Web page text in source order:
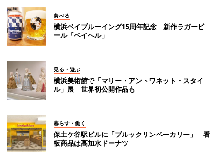
食べる
横浜ベイブルーイング15周年記念 新作ラガービ
ール「ベイヘル」
見る・遊ぶ
横浜美術館で「マリー・アントワネット・スタイ
ル」展 世界初公開作品も
暮らす・働く
保土ケ谷駅ビルに「ブルックリンベーカリー」 看
板商品は高加水ドーナツ